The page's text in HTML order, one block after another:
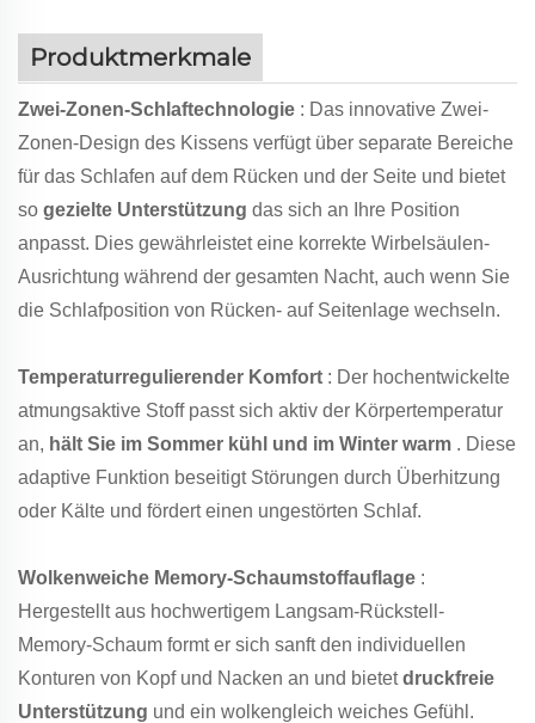
Produktmerkmale
Zwei-Zonen-Schlaftechnologie : Das innovative Zwei-
Zonen-Design des Kissens verfügt über separate Bereiche
für das Schlafen auf dem Rücken und der Seite und bietet
so gezielte Unterstützung das sich an Ihre Position
anpasst. Dies gewährleistet eine korrekte Wirbelsäulen-
Ausrichtung während der gesamten Nacht, auch wenn Sie
die Schlafposition von Rücken- auf Seitenlage wechseln.
Temperaturregulierender Komfort : Der hochentwickelte
atmungsaktive Stoff passt sich aktiv der Körpertemperatur
an, hält Sie im Sommer kühl und im Winter warm . Diese
adaptive Funktion beseitigt Störungen durch Überhitzung
oder Kälte und fördert einen ungestörten Schlaf.
Wolkenweiche Memory-Schaumstoffauflage :
Hergestellt aus hochwertigem Langsam-Rückstell-
Memory-Schaum formt er sich sanft den individuellen
Konturen von Kopf und Nacken an und bietetdruckfreie
Unterstützung und ein wolkengleich weiches Gefühl.